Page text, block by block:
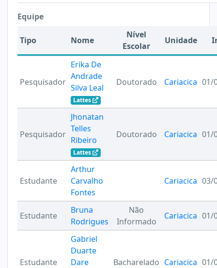
Equipe
Tipo Nome
Nível
Escolar
Unidade
Pesquisador
Erika De
Andrade
Silva Leal
Lattes
Doutorado Cariacica 01/
Pesquisador
Jhonatan
Telles
Ribeiro
Lattes
Doutorado Cariacica 01/
Estudante
Arthur
Carvalho
Fontes
Cariacica 03/
Estudante
Bruna
Rodrigues
Não
Informado
Cariacica 01/
Estudante
Gabriel
Duarte
Dare
Bacharelado Cariacica 01/